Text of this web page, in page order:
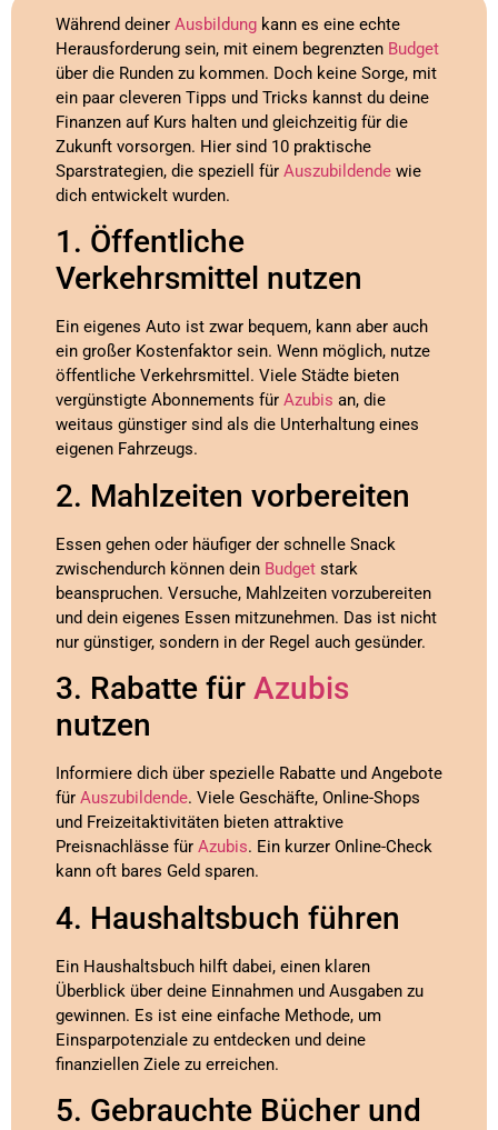
Während deiner Ausbildung kann es eine echte
Herausforderung sein, mit einem begrenzten Budget
über die Runden zu kommen. Doch keine Sorge, mit
ein paar cleveren Tipps und Tricks kannst du deine
Finanzen auf Kurs halten und gleichzeitig für die
Zukunft vorsorgen. Hier sind 10 praktische
Sparstrategien, die speziell für Auszubildende wie
dich entwickelt wurden.
1. Öffentliche
Verkehrsmittel nutzen
Ein eigenes Auto ist zwar bequem, kann aber auch
ein großer Kostenfaktor sein. Wenn möglich, nutze
öffentliche Verkehrsmittel. Viele Städte bieten
vergünstigte Abonnements für Azubis an, die
weitaus günstiger sind als die Unterhaltung eines
eigenen Fahrzeugs.
2. Mahlzeiten vorbereiten
Essen gehen oder häufiger der schnelle Snack
zwischendurch können dein Budget stark
beanspruchen. Versuche, Mahlzeiten vorzubereiten
und dein eigenes Essen mitzunehmen. Das ist nicht
nur günstiger, sondern in der Regel auch gesünder.
3. Rabatte für Azubis
nutzen
Informiere dich über spezielle Rabatte und Angebote
für Auszubildende. Viele Geschäfte, Online-Shops
und Freizeitaktivitäten bieten attraktive
Preisnachlässe für Azubis. Ein kurzer Online-Check
kann oft bares Geld sparen.
4. Haushaltsbuch führen
Ein Haushaltsbuch hilft dabei, einen klaren
Überblick über deine Einnahmen und Ausgaben zu
gewinnen. Es ist eine einfache Methode, um
Einsparpotenziale zu entdecken und deine
finanziellen Ziele zu erreichen.
5. Gebrauchte Bücher und